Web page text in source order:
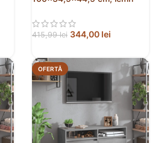
415,99lei 344,00 lei
OFERTĂ